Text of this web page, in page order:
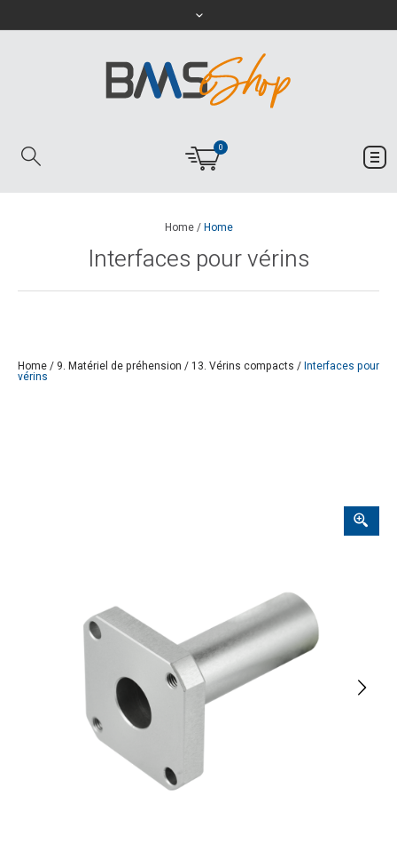
0
Home/Home
Interfaces pour vérins
Home/ 9. Matériel de préhension /13. Vérins compacts /Interfaces pour
vérins